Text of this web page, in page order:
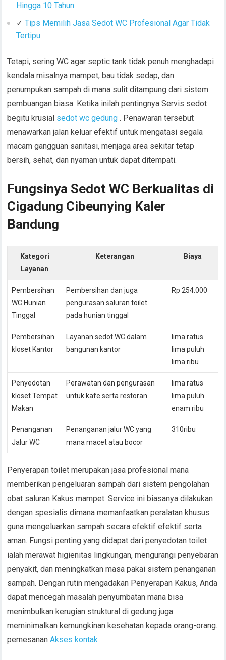
Hingga 10 Tahun
✓ Tips Memilih Jasa Sedot WC Profesional Agar Tidak
Tertipu
Tetapi, sering WC agar septic tank tidak penuh menghadapi
kendala misalnya mampet, bau tidak sedap, dan
penumpukan sampah di mana sulit ditampung dari sistem
pembuangan biasa. Ketika inilah pentingnya Servis sedot
begitu krusial sedot wc gedung. Penawaran tersebut
menawarkan jalan keluar efektif untuk mengatasi segala
macam gangguan sanitasi, menjaga area sekitar tetap
bersih, sehat, dan nyaman untuk dapat ditempati.
Fungsinya Sedot WC Berkualitas di
Cigadung Cibeunying Kaler
Bandung
Kategori
Layanan
Keterangan Biaya
Pembersihan
WC Hunian
Tinggal
Pembersihan dan juga
pengurasan saluran toilet
pada hunian tinggal
Rp 254.000
Pembersihan
kloset Kantor
Layanan sedot WC dalam
bangunan kantor
lima ratus
lima puluh
lima ribu
Penyedotan
kloset Tempat
Makan
Perawatan dan pengurasan
untuk kafe serta restoran
lima ratus
lima puluh
enam ribu
Penanganan
Jalur WC
Penanganan jalur WC yang
mana macet atau bocor
310ribu
Penyerapan toilet merupakan jasa profesional mana
memberikan pengeluaran sampah dari sistem pengolahan
obat saluran Kakus mampet. Service ini biasanya dilakukan
dengan spesialis dimana memanfaatkan peralatan khusus
guna mengeluarkan sampah secara efektif efektif serta
aman. Fungsi penting yang didapat dari penyedotan toilet
ialah merawat higienitas lingkungan, mengurangi penyebaran
penyakit, dan meningkatkan masa pakai sistem penanganan
sampah. Dengan rutin mengadakan Penyerapan Kakus, Anda
dapat mencegah masalah penyumbatan mana bisa
menimbulkan kerugian struktural di gedung juga
meminimalkan kemungkinan kesehatan kepada orang-orang.
pemesananAkses kontak